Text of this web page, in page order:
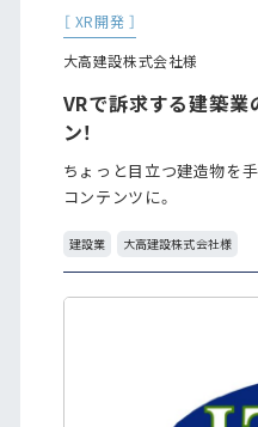
［ XR開発 ］
大高建設株式会社様
VRで訴求する建築業
ン！
ちょっと目立つ建造物を
コンテンツに。
建設業 大高建設株式会社様